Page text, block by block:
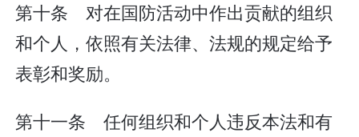
第十条 对在国防活动中作出贡献的组织
和个人，依照有关法律、法规的规定给予
表彰和奖励。
第十一条 任何组织和个人违反本法和有